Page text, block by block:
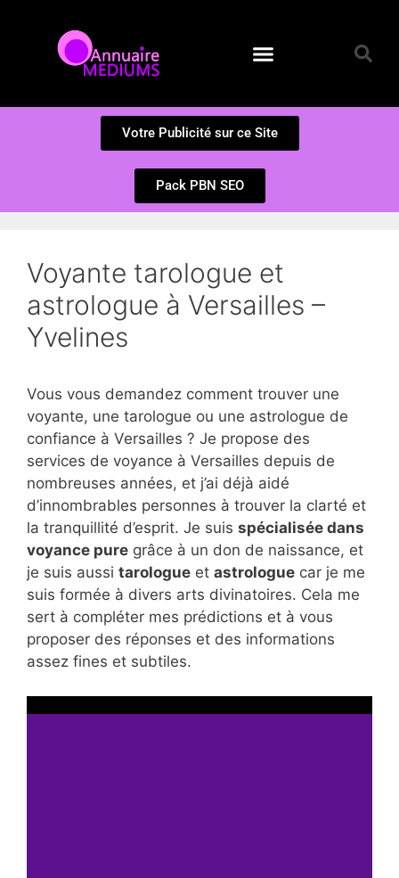
Votre Publicité sur ce Site
Pack PBN SEO
Voyante tarologue et
astrologue à Versailles –
Yvelines
Vous vous demandez comment trouver une
voyante, une tarologue ou une astrologue de
confiance à Versailles ? Je propose des
services de voyance à Versailles depuis de
nombreuses années, et j’ai déjà aidé
d’innombrables personnes à trouver la clarté et
la tranquillité d’esprit. Je suis spécialisée dans
voyance pure grâce à un don de naissance, et
je suis aussi tarologue et astrologue car je me
suis formée à divers arts divinatoires. Cela me
sert à compléter mes prédictions et à vous
proposer des réponses et des informations
assez fines et subtiles.